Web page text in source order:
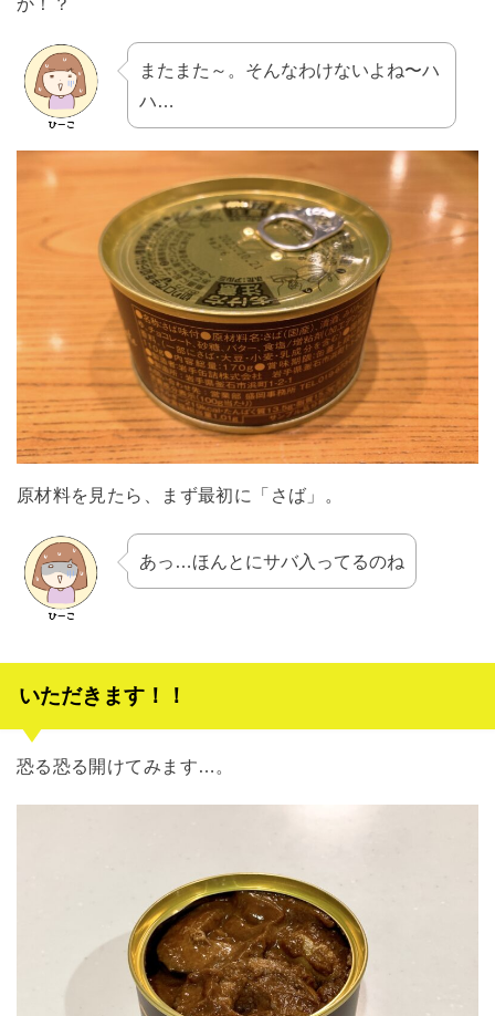
またまた～。そんなわけないよね〜ハ
ハ…
原材料を見たら、まず最初に「さば」。
あっ…ほんとにサバ入ってるのね
いただきます！！
恐る恐る開けてみます…。